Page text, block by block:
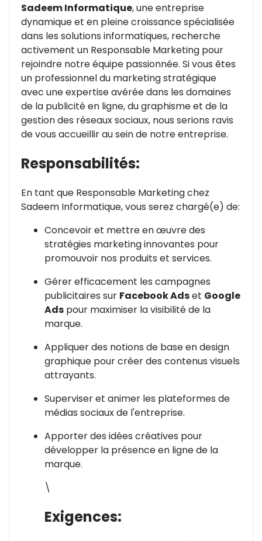
Sadeem Informatique, une entreprise
dynamique et en pleine croissance spécialisée
dans les solutions informatiques, recherche
activement un Responsable Marketing pour
rejoindre notre équipe passionnée. Si vous êtes
un professionnel du marketing stratégique
avec une expertise avérée dans les domaines
de la publicité en ligne, du graphisme et de la
gestion des réseaux sociaux, nous serions ravis
de vous accueillir au sein de notre entreprise.
Responsabilités:
En tant que Responsable Marketing chez
Sadeem Informatique, vous serez chargé(e) de:
Concevoir et mettre en œuvre des
stratégies marketing innovantes pour
promouvoir nos produits et services.
Gérer efficacement les campagnes
publicitaires sur Facebook Adset Google
Ads pour maximiser la visibilité de la
marque.
Appliquer des notions de base en design
graphique pour créer des contenus visuels
attrayants.
Superviser et animer les plateformes de
médias sociaux de l'entreprise.
Apporter des idées créatives pour
développer la présence en ligne de la
marque.
\
Exigences: